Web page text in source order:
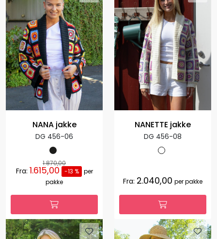
NANA jakke
DG 456-06
1.870,00
Fra: 1.615,00 -13 %
per
pakke
NANETTE jakke
DG 456-08
Fra: 2.040,00 per pakke